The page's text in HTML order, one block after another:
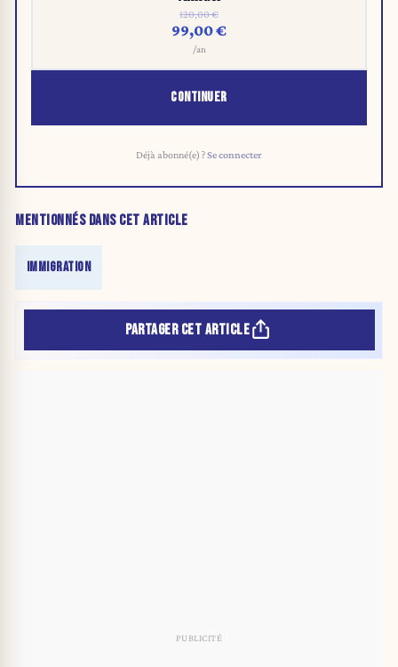
120,00 €
99,00 €
/an
CONTINUER
Déjà abonné(e) ?Se connecter
MENTIONNÉS DANS CET ARTICLE
IMMIGRATION
PARTAGER CET ARTICLE